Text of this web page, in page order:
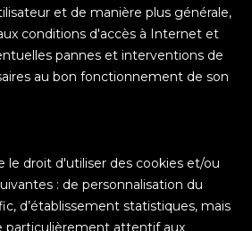
et de manière plus générale,
conditions d'accès à Internet et
pannes et interventions de
au bon fonctionnement de son
le droit d'utiliser des cookies et/ou
: de personnalisation du
d’établissement statistiques, mais
particulièrement attentif aux